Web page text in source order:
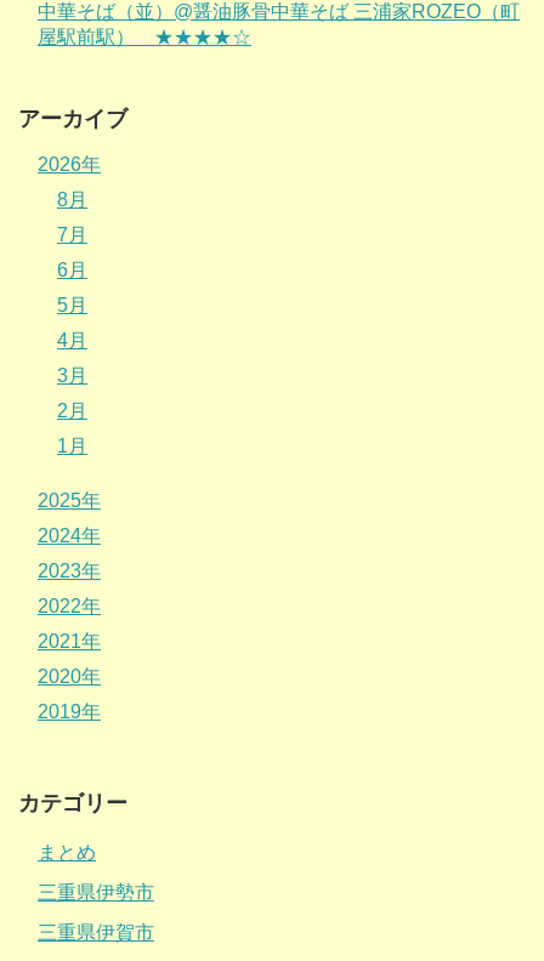
中華そば（並）@醤油豚骨中華そば 三浦家ROZEO（町
屋駅前駅） ★★★★☆
アーカイブ
2026年
8月
7月
6月
5月
4月
3月
2月
1月
2025年
2024年
2023年
2022年
2021年
2020年
2019年
カテゴリー
まとめ
三重県伊勢市
三重県伊賀市